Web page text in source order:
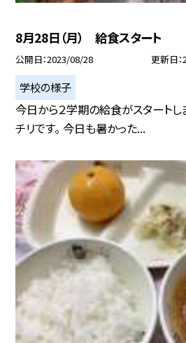
8月28日（月） 給食スタート
公開日 2023/08/28 更新日
学校の様子
今日から２学期の給食がスタートし
チリです。 今日も暑かった...